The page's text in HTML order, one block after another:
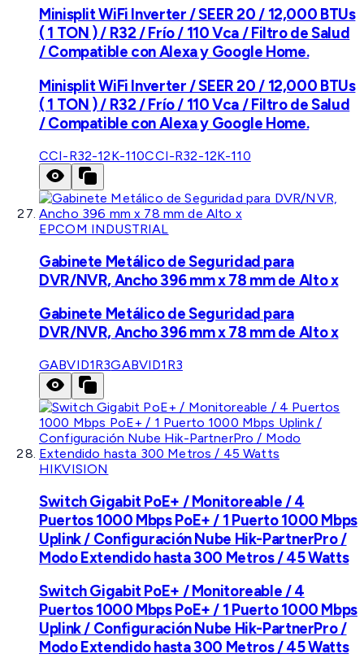
Minisplit WiFi Inverter / SEER 20 / 12,000 BTUs
( 1 TON ) / R32 / Frío / 110 Vca / Filtro de Salud
/ Compatible con Alexa y Google Home.
Minisplit WiFi Inverter / SEER 20 / 12,000 BTUs
( 1 TON ) / R32 / Frío / 110 Vca / Filtro de Salud
/ Compatible con Alexa y Google Home.
CCI-R32-12K-110CCI-R32-12K-110
EPCOM INDUSTRIAL
Gabinete Metálico de Seguridad para
DVR/NVR, Ancho 396 mm x 78 mm de Alto x
Gabinete Metálico de Seguridad para
DVR/NVR, Ancho 396 mm x 78 mm de Alto x
GABVID1R3GABVID1R3
HIKVISION
Switch Gigabit PoE+ / Monitoreable / 4
Puertos 1000 Mbps PoE+ / 1 Puerto 1000 Mbps
Uplink / Configuración Nube Hik-PartnerPro /
Modo Extendido hasta 300 Metros / 45 Watts
Switch Gigabit PoE+ / Monitoreable / 4
Puertos 1000 Mbps PoE+ / 1 Puerto 1000 Mbps
Uplink / Configuración Nube Hik-PartnerPro /
Modo Extendido hasta 300 Metros / 45 Watts